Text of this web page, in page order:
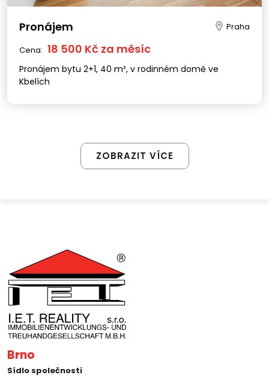
Pronájem Praha
Cena: 18 500 Kč za měsíc
Pronájem bytu 2+1, 40 m², v rodinném domě ve
Kbelích
ZOBRAZIT VÍCE
Brno
Sídlo společnosti